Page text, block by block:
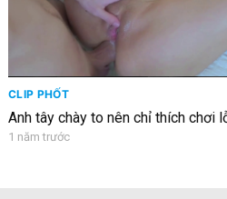
CLIP PHỐT
Anh tây chày to nên chỉ thích chơi
1 năm trước